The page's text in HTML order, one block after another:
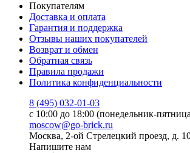
Покупателям
Доставка и оплата
Гарантия и поддержка
Отзывы наших покупателей
Возврат и обмен
Обратная связь
Правила продажи
Политика конфиденциальности
8 (495) 032-01-03
с 10:00 до 18:00 (понедельник-
moscow@go-brick.ru
Москва, 2-ой Стрелецкий проезд, д.
Напишите нам